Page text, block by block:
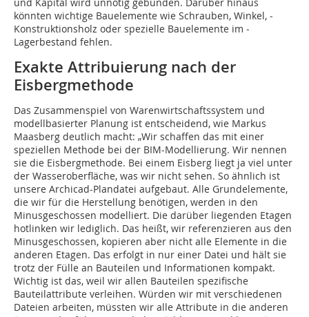
und Kapital wird unnötig gebunden. Darüber hinaus
könnten wichtige Bauelemente wie Schrauben, Winkel, ­
Konstruktionsholz oder spezielle Bauelemente im ­
Lagerbestand fehlen.
Exakte Attribuierung nach der
Eisbergmethode
Das Zusammenspiel von Warenwirtschaftssystem und
modellbasierter Planung ist entscheidend, wie Markus
Maasberg deutlich macht: „Wir schaffen das mit einer
speziellen Methode bei der BIM-Modellierung. Wir nennen
sie die Eisbergme­thode. Bei einem Eisberg liegt ja viel unter
der Wasseroberfläche, was wir nicht sehen. So ähnlich ist
unsere Archicad-Plandatei aufgebaut. Alle Grundelemente,
die wir für die Herstellung benötigen, werden in den
Minusgeschossen modelliert. Die darüber liegenden Etagen
hotlinken wir lediglich. Das heißt, wir referenzieren aus den
Minusgeschossen, kopieren aber nicht alle Elemente in die
anderen Etagen. Das erfolgt in nur einer Datei und hält sie
trotz der Fülle an Bauteilen und Informationen kompakt.
Wichtig ist das, weil wir allen Bauteilen spezifische
Bauteilattribute verleihen. Würden wir mit verschiedenen
Dateien arbeiten, müssten wir alle Attribute in die anderen